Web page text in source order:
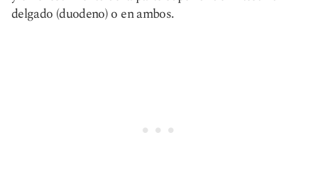
delgado (duodeno) o en ambos.